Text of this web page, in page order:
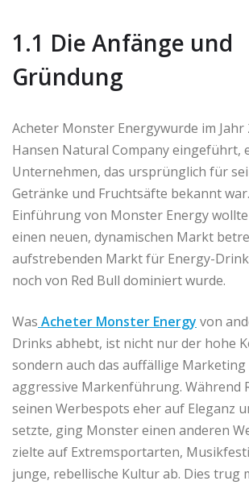
1.1 Die Anfänge und
Gründung
Acheter Monster Energywurde im Jahr
Hansen Natural Company eingeführt,
Unternehmen, das ursprünglich für
Getränke und Fruchtsäfte bekannt
Einführung von Monster Energy
einen neuen, dynamischen Markt
aufstrebenden Markt für Energy-
noch von Red Bull dominiert wurde.
Was Acheter Monster Energy von
Drinks abhebt, ist nicht nur der hohe
sondern auch das auffällige Marketing
aggressive Markenführung. Während
seinen Werbespots eher auf Eleganz
setzte, ging Monster einen anderen
zielte auf Extremsportarten,
junge, rebellische Kultur ab. Dies trug